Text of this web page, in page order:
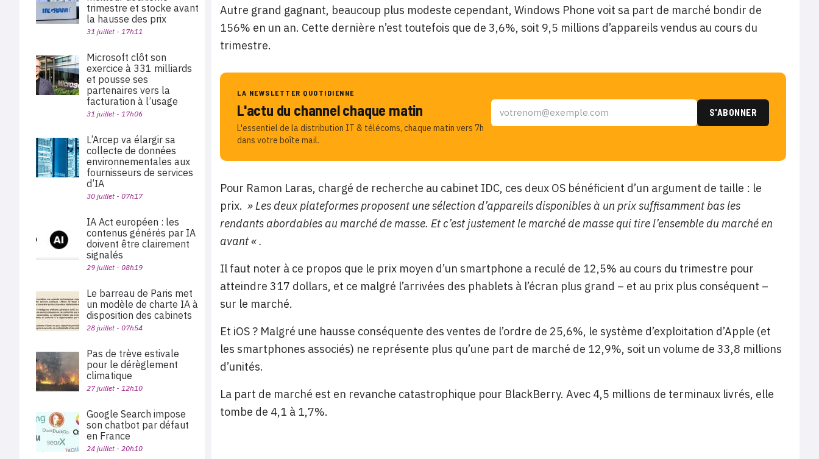
Autre grand gagnant, beaucoup plus modeste cependant, Windows Phone voit sa part de marché bondir de
156% en un an. Cette dernière n’est toutefois que de 3,6%, soit 9,5 millions d’appareils vendus au cours du
trimestre.
LA NEWSLETTER QUOTIDIENNE
L'actu du channel chaque matin
L'essentiel de la distribution IT & télécoms, chaque matin vers 7h
dans votre boîte mail.
Pour Ramon Laras, chargé de recherche au cabinet IDC, ces deux OS bénéficient d’un argument de taille : le
prix. » Les deux plateformes proposent une sélection d’appareils disponibles à un prix suffisamment bas les
rendants abordables au marché de masse. Et c’est justement le marché de masse qui tire l’ensemble du marché en
avant « .
Il faut noter à ce propos que le prix moyen d’un smartphone a reculé de 12,5% au cours du trimestre pour
atteindre 317 dollars, et ce malgré l’arrivées des phablets à l’écran plus grand – et au prix plus conséquent –
sur le marché.
Et iOS ? Malgré une hausse conséquente des ventes de l’ordre de 25,6%, le système d’exploitation d’Apple (et
les smartphones associés) ne représente plus qu’une part de marché de 12,9%, soit un volume de 33,8 millions
d’unités.
La part de marché est en revanche catastrophique pour BlackBerry. Avec 4,5 millions de terminaux livrés, elle
tombe de 4,1 à 1,7%.
trimestre et stocke avant
la hausse des prix
31 juillet - 17h11
Microsoft clôt son
exercice à 331 milliards
et pousse ses
partenaires vers la
facturation à l’usage
31 juillet - 17h06
L’Arcep va élargir sa
collecte de données
environnementales aux
fournisseurs de services
d’IA
30 juillet - 07h17
IA Act européen : les
contenus générés par IA
doivent être clairement
signalés
29 juillet - 08h19
Le barreau de Paris met
un modèle de charte IA à
disposition des cabinets
28 juillet - 07h54
Pas de trève estivale
pour le dérèglement
climatique
27 juillet - 12h10
Google Search impose
son chatbot par défaut
en France
24 juillet - 20h10